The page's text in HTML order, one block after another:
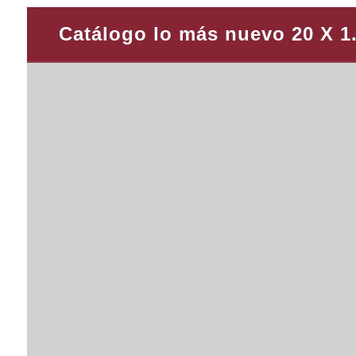
Catálogo lo más nuevo 20 X